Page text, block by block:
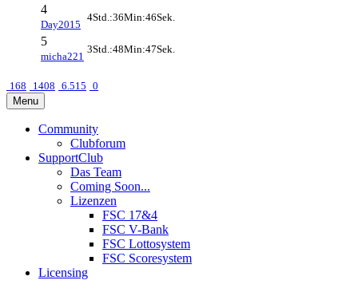
4
Day2015
4Std.:36Min:46Sek.
5
micha221
3Std.:48Min:47Sek.
168 1408 6.515 0
Menu
Community
Clubforum
SupportClub
Das Team
Coming Soon...
Lizenzen
FSC 17&4
FSC V-Bank
FSC Lottosystem
FSC Scoresystem
Licensing